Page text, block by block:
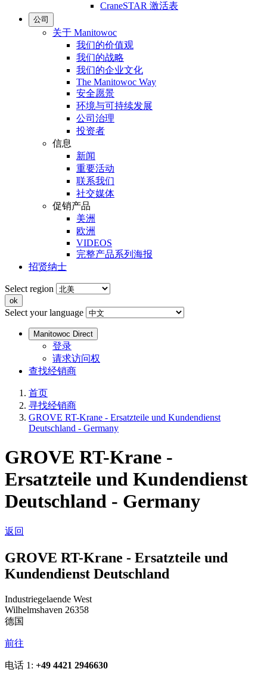
CraneSTAR 激活表
公司
关于 Manitowoc
我们的价值观
我们的战略
我们的企业文化
The Manitowoc Way
安全愿景
环境与可持续发展
公司治理
投资者
信息
新闻
重要活动
联系我们
社交媒体
促销产品
美洲
欧洲
VIDEOS
完整产品系列海报
招贤纳士
Select region
Select your language
Manitowoc Direct
登录
请求访问权
查找经销商
首页
寻找经销商
GROVE RT-Krane - Ersatzteile und Kundendienst
Deutschland - Germany
GROVE RT-Krane -
Ersatzteile und Kundendienst
Deutschland - Germany
返回
GROVE RT-Krane - Ersatzteile und
Kundendienst Deutschland
Industriegelaende West
Wilhelmshaven 26358
德国
前往
电话 1: +49 4421 2946630